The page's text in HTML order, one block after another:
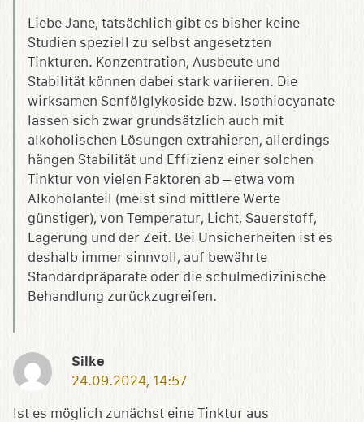
Liebe Jane, tatsächlich gibt es bisher keine
Studien speziell zu selbst angesetzten
Tinkturen. Konzentration, Ausbeute und
Stabilität können dabei stark variieren. Die
wirksamen Senfölglykoside bzw. Isothiocyanate
lassen sich zwar grundsätzlich auch mit
alkoholischen Lösungen extrahieren, allerdings
hängen Stabilität und Effizienz einer solchen
Tinktur von vielen Faktoren ab – etwa vom
Alkoholanteil (meist sind mittlere Werte
günstiger), von Temperatur, Licht, Sauerstoff,
Lagerung und der Zeit. Bei Unsicherheiten ist es
deshalb immer sinnvoll, auf bewährte
Standardpräparate oder die schulmedizinische
Behandlung zurückzugreifen.
Silke
24.09.2024, 14:57
Ist es möglich zunächst eine Tinktur aus